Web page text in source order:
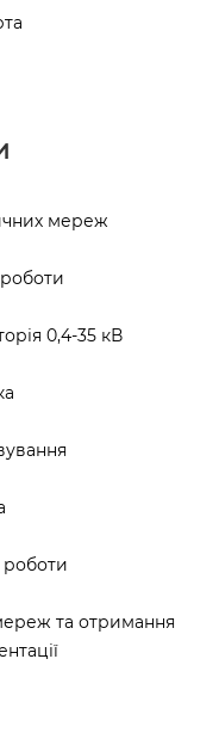
мереж
0,4-35 кВ
роботи
та отримання